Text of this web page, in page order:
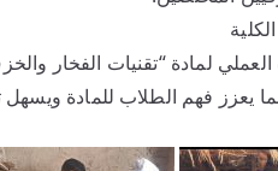
لمادة “تقنيات الفخار